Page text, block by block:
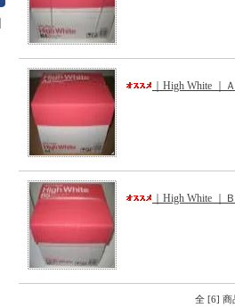
｜High White ｜
｜High White
全 [6] 商